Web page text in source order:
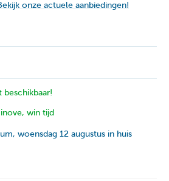
onze actuele aanbiedingen!
beschikbaar!
win tijd
woensdag 12 augustus in huis